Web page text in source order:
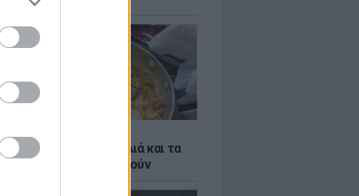
γιαούρτι: Μία κουταλιά και τα
eggs θα απογειωθούν